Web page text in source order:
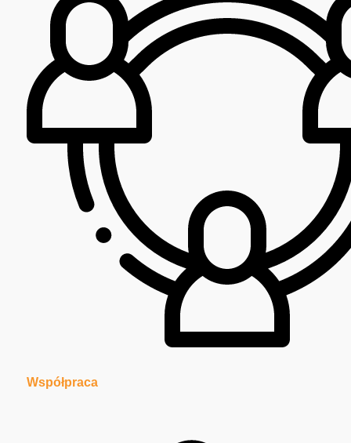
Współpraca